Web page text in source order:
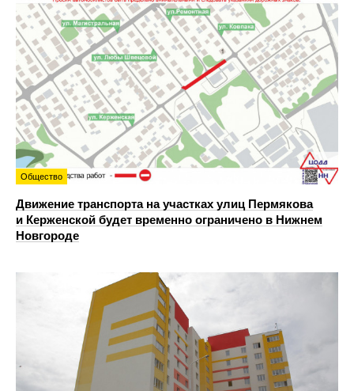
Общество
Движение транспорта на участках улиц Пермякова
и Керженской будет временно ограничено в Нижнем
Новгороде